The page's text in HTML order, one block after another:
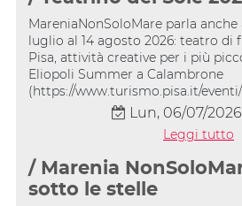
MareniaNonSoloMare parla
luglio al 14 agosto 2026: teatro di
Pisa, attività creative per i più
Eliopoli Summer a Calambrone
(https://www.turismo.pisa.it/
Lun, 06/07/2026
Leggi tutto
/ Marenia
sotto le stelle